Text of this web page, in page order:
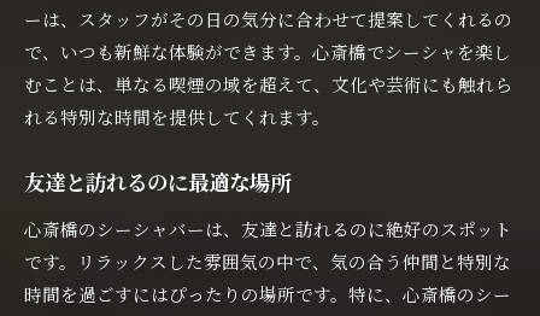
ーは、スタッフがその日の気分に合わせて提案してくれるの
で、いつも新鮮な体験ができます。心斎橋でシーシャを楽し
むことは、単なる喫煙の域を超えて、文化や芸術にも触れら
れる特別な時間を提供してくれます。
友達と訪れるのに最適な場所
心斎橋のシーシャバーは、友達と訪れるのに絶好のスポット
です。リラックスした雰囲気の中で、気の合う仲間と特別な
時間を過ごすにはぴったりの場所です。特に、心斎橋のシー